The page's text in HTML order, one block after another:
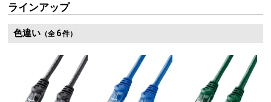
ラインアップ
色違い（全 6件）